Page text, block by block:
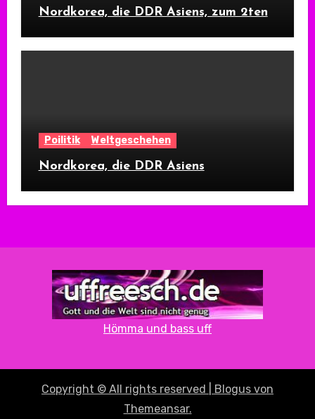
Nordkorea, die DDR Asiens, zum 2ten
Poilitik Weltgeschehen
Nordkorea, die DDR Asiens
Hömma und bass uff
Copyright © All rights reserved Blogus von
Themeansar.